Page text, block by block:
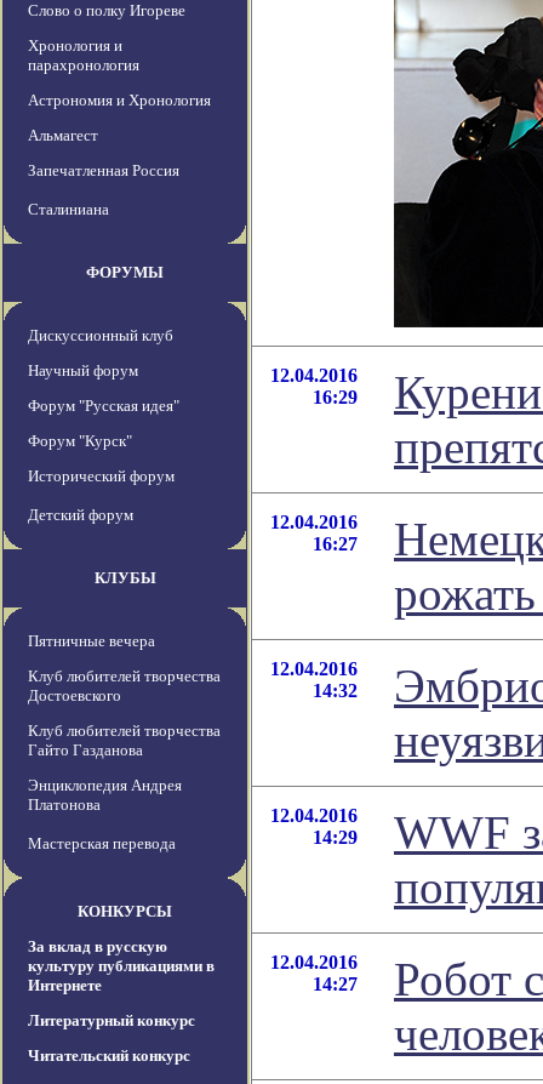
Слово о полку Игореве
Хронология и
парахронология
Астрономия и Хронология
Альмагест
Запечатленная Россия
Сталиниана
ФОРУМЫ
Дискуссионный клуб
Научный форум
Форум "Русская идея"
Форум "Курск"
Исторический форум
Детский форум
КЛУБЫ
Пятничные вечера
Клуб любителей творчества
Достоевского
Клуб любителей творчества
Гайто Газданова
Энциклопедия Андрея
Платонова
Мастерская перевода
КОНКУРСЫ
За вклад в русскую
культуру публикациями в
Интернете
Литературный конкурс
Читательский конкурс
12.04.2016
16:29
12.04.2016
16:27
12.04.2016
14:32
12.04.2016
14:29
WWF
12.04.2016
14:27
Робот